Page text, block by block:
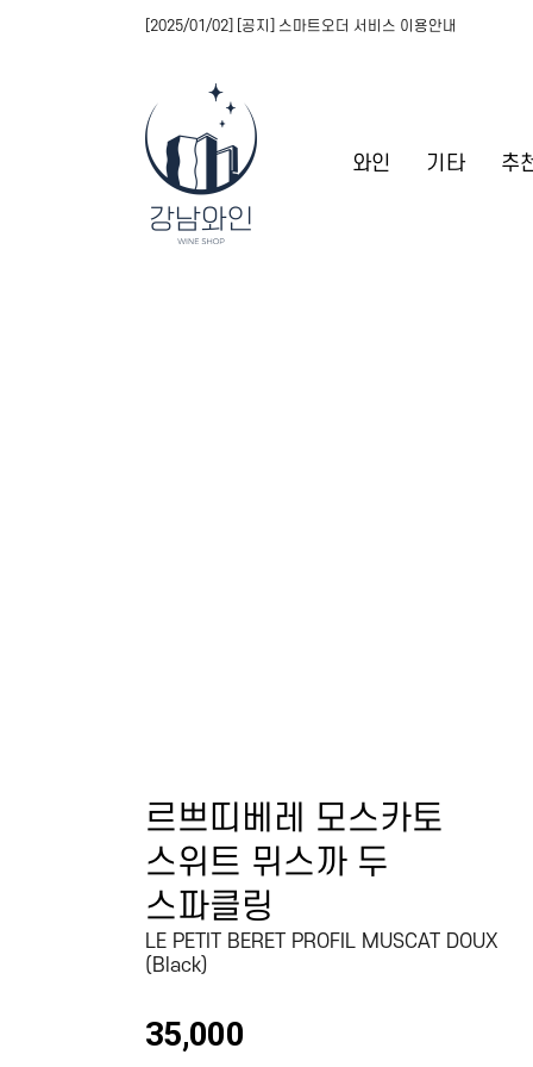
와인 기타 추
[2025/01/02] [공지] 스마트오더 서비스 이용안내
르쁘띠베레 모스카토
스위트 뮈스까 두
스파클링
LE PETIT BERET PROFIL MUSCAT DOUX
(Black)
35,000